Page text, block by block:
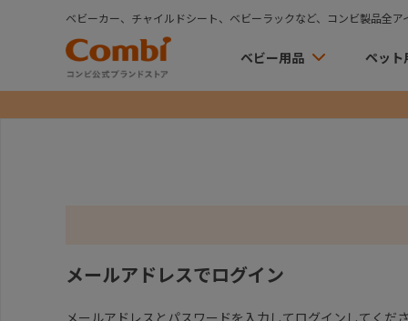
ベビーカー、チャイルドシート、ベビーラックなど、コンビ製品全ア
ベビー用品 ペット
メールアドレスでログイン